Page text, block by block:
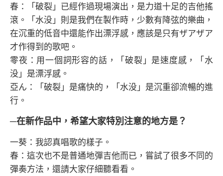
春：「破裂」已經作過現場演出，是力道十足的吉他搖
滾。「水没」則是我們在製作時，少數有降弦的樂曲，
在沉重的低音中還能作出漂浮感，應該是只有ザアザア
才作得到的歌吧。
零夜：用一個詞形容的話，「破裂」是速度感，「水
没」是漂浮感。
亞ん：「破裂」是痛快的，「水没」是沉重卻流暢的進
行。
─在新作品中，希望大家特別注意的地方是？
一葵：我認真唱歌的樣子。
春：這次也不是普通地彈吉他而已，嘗試了很多不同的
彈奏方法，還請大家仔細聽看看。